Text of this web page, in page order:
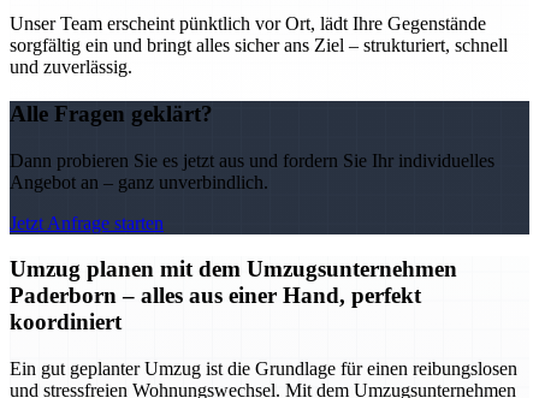
Unser Team erscheint pünktlich vor Ort, lädt Ihre Gegenstände
sorgfältig ein und bringt alles sicher ans Ziel – strukturiert, schnell
und zuverlässig.
Alle Fragen geklärt?
Dann probieren Sie es jetzt aus und fordern Sie Ihr individuelles
Angebot an – ganz unverbindlich.
Jetzt Anfrage starten
Umzug planen mit dem Umzugsunternehmen
Paderborn – alles aus einer Hand, perfekt
koordiniert
Ein gut geplanter Umzug ist die Grundlage für einen reibungslosen
und stressfreien Wohnungswechsel. Mit dem Umzugsunternehmen